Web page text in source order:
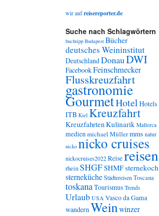
wir aufreisereporter.de
Suche nach Schlagwörtern
buchtipp Budapest Bücher
deutsches Weininstitut
DeutschlandDonauDWI
FacebookFeinschmecker
Flusskreuzfahrt
gastronomie
GourmetHotel Hotels
ITB Kiel Kreuzfahrt
KreuzfahrtenKulinarik Mallorca
medienmichael Müllermms natur
nicko nicko cruises
nickocruises2022Reisereisen
rheinSHGFSHMFsternekoch
sternekücheStädtereisenToscana
toskanaTourismus Trends
Urlaub USA Vasco da Gama
wandernWeinwinzer